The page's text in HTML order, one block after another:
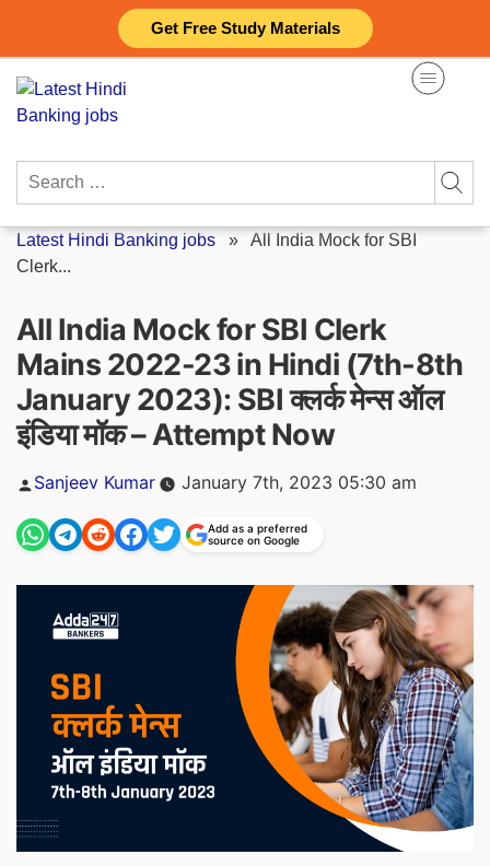
Get Free Study Materials
content
Search
Latest Hindi Banking jobs » All India Mock for SBI
Clerk...
All India Mock for SBI Clerk
Mains 2022-23 in Hindi (7th-8th
January 2023): SBI क्लर्क मेन्स ऑल
इंडिया मॉक – Attempt Now
Posted
Sanjeev Kumar January 7th, 2023 05:30 am
Add as a preferred
source on Google